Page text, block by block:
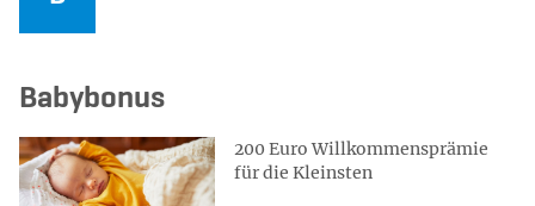
Babybonus
200 Euro Willkommensprämie
für die Kleinsten